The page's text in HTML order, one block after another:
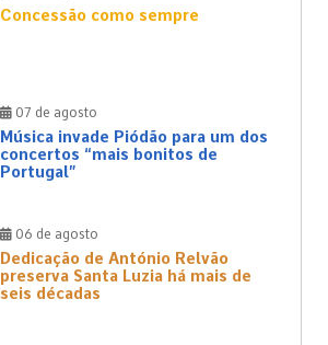
Concessão como sempre
07 de agosto
Música invade Piódão para um dos
concertos “mais bonitos de
Portugal”
06 de agosto
Dedicação de António Relvão
preserva Santa Luzia há mais de
seis décadas